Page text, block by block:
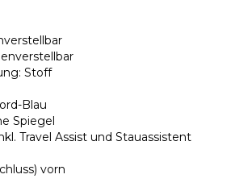
Stoff
Blau
Spiegel
Travel Assist und Stauassistent
vorn